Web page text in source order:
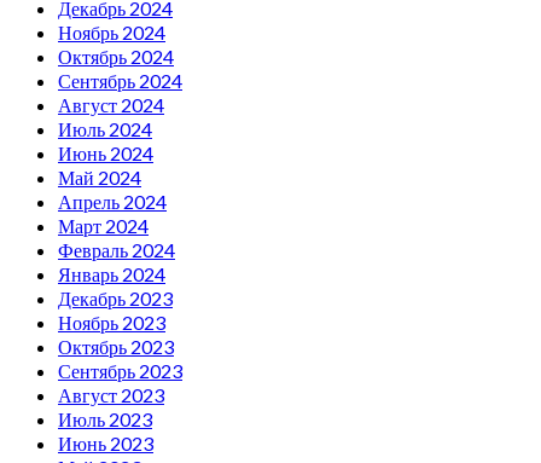
Декабрь 2024
Ноябрь 2024
Октябрь 2024
Сентябрь 2024
Август 2024
Июль 2024
Июнь 2024
Май 2024
Апрель 2024
Март 2024
Февраль 2024
Январь 2024
Декабрь 2023
Ноябрь 2023
Октябрь 2023
Сентябрь 2023
Август 2023
Июль 2023
Июнь 2023